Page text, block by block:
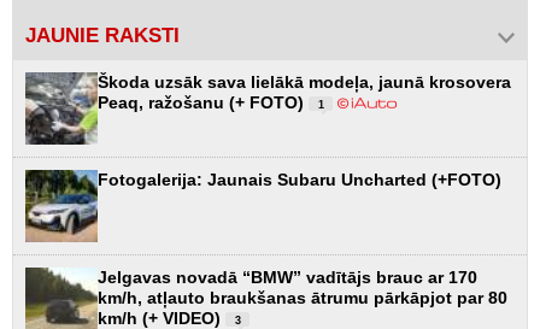
JAUNIE RAKSTI
Škoda uzsāk sava lielākā modeļa, jaunā krosovera
Peaq, ražošanu (+ FOTO)
1
Fotogalerija: Jaunais Subaru Uncharted (+FOTO)
Jelgavas novadā “BMW” vadītājs brauc ar 170
km/h, atļauto braukšanas ātrumu pārkāpjot par 80
km/h (+ VIDEO)
3